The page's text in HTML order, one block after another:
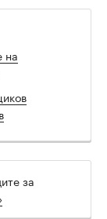
на
за